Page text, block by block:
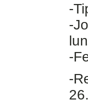
-
-
-
-